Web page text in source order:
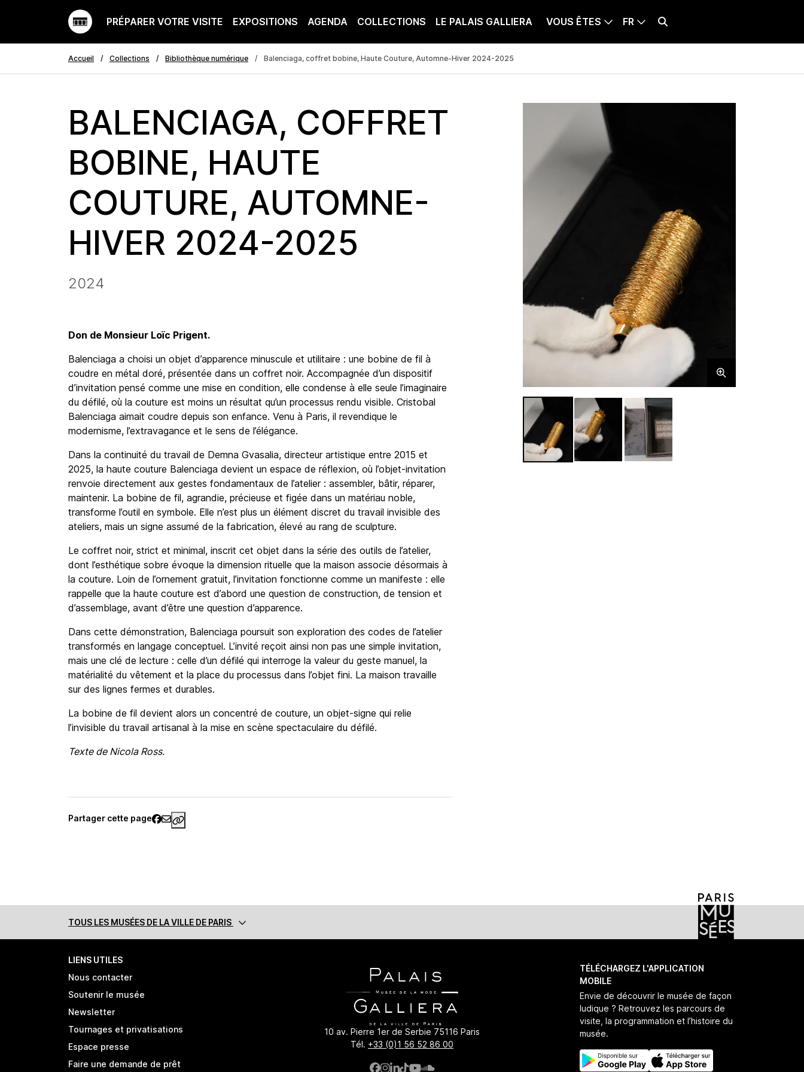
PRÉPARER VOTRE VISITE EXPOSITIONS AGENDA COLLECTIONS LE PALAIS GALLIERA VOUS ÊTES
LANQUE SÉLECTIONNÉE : FRANÇAIS
FR
Accueil Collections Bibliothèque numérique Balenciaga, coffret bobine, Haute Couture, Automne-Hiver 2024-2025
BALENCIAGA, COFFRET
BOBINE, HAUTE
COUTURE, AUTOMNE-
HIVER 2024-2025
2024
Don de Monsieur Loïc Prigent.
Balenciaga a choisi un objet d’apparence minuscule et utilitaire : une bobine de fil à
coudre en métal doré, présentée dans un coffret noir. Accompagnée d’un dispositif
d’invitation pensé comme une mise en condition, elle condense à elle seule l’imaginaire
du défilé, où la couture est moins un résultat qu’un processus rendu visible. Cristobal
Balenciaga aimait coudre depuis son enfance. Venu à Paris, il revendique le
modernisme, l’extravagance et le sens de l’élégance.
Dans la continuité du travail de Demna Gvasalia, directeur artistique entre 2015 et
2025, la haute couture Balenciaga devient un espace de réflexion, où l’objet-invitation
renvoie directement aux gestes fondamentaux de l’atelier : assembler, bâtir, réparer,
maintenir. La bobine de fil, agrandie, précieuse et figée dans un matériau noble,
transforme l’outil en symbole. Elle n’est plus un élément discret du travail invisible des
ateliers, mais un signe assumé de la fabrication, élevé au rang de sculpture.
Le coffret noir, strict et minimal, inscrit cet objet dans la série des outils de l’atelier,
dont l’esthétique sobre évoque la dimension rituelle que la maison associe désormais à
la couture. Loin de l’ornement gratuit, l’invitation fonctionne comme un manifeste : elle
rappelle que la haute couture est d’abord une question de construction, de tension et
d’assemblage, avant d’être une question d’apparence.
Dans cette démonstration, Balenciaga poursuit son exploration des codes de l’atelier
transformés en langage conceptuel. L’invité reçoit ainsi non pas une simple invitation,
mais une clé de lecture : celle d’un défilé qui interroge la valeur du geste manuel, la
matérialité du vêtement et la place du processus dans l’objet fini. La maison travaille
sur des lignes fermes et durables.
La bobine de fil devient alors un concentré de couture, un objet-signe qui relie
l’invisible du travail artisanal à la mise en scène spectaculaire du défilé.
Texte de Nicola Ross.
Partager cette page https://www.palaisgalliera.paris.fr/collections/bibliotheque-numerique/balenciaga-coffret-bobine-haute-couture-automne-hiver-2024-2025
TOUS LES MUSÉES DE LA VILLE DE PARIS
10 av. Pierre 1er de Serbie 75116 Paris
Tél. +33 (0)1 56 52 86 00
LIENS UTILES
Nous contacter
Soutenir le musée
Newsletter
Tournages et privatisations
Espace presse
Faire une demande de prêt
TÉLÉCHARGEZ L'APPLICATION
MOBILE
Envie de découvrir le musée de façon
ludique ? Retrouvez les parcours de
visite, la programmation et l’histoire du
musée.